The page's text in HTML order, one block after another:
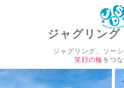
ジャグリング
ジャグリング、ソー
笑顔の輪をつ